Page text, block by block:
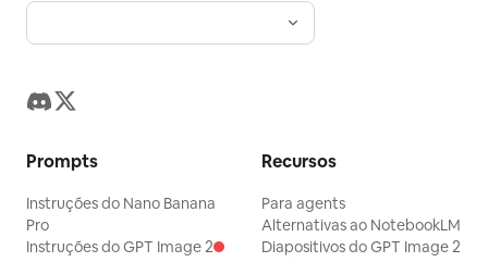
Prompts
Instruções do Nano Banana
Pro
Instruções do GPT Image 2
Recursos
Para agents
Alternativas ao NotebookLM
Diapositivos do GPT Image 2